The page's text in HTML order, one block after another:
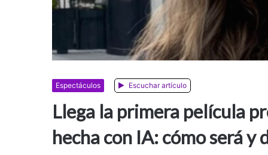
Espectáculos Escuchar artículo
Llega la primera película
hecha con IA: cómo será y